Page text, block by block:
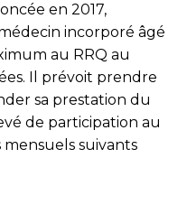
en 2017,
incorporé âgé
au RRQ au
Il prévoit prendre
sa prestation du
de participation au
suivants